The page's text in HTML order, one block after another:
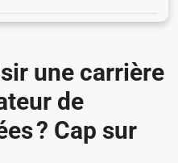
une carrière
de
? Cap sur